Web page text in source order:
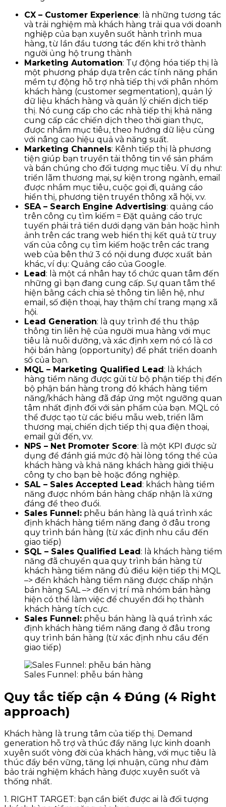
CX – Customer Experience: là những tương tác
và trải nghiệm mà khách hàng trải qua với doanh
nghiệp của bạn xuyên suốt hành trình mua
hàng, từ lần đầu tương tác đến khi trở thành
người ủng hộ trung thành
Marketing Automation: Tự động hóa tiếp thị là
một phương pháp dựa trên các tính năng phần
mềm tự động hỗ trợ nhà tiếp thị với phân nhóm
khách hàng (customer segmentation), quản lý
dữ liệu khách hàng và quản lý chiến dịch tiếp
thị. Nó cung cấp cho các nhà tiếp thị khả năng
cung cấp các chiến dịch theo thời gian thực,
được nhắm mục tiêu, theo hướng dữ liệu cùng
với nâng cao hiệu quả và năng suất.
Marketing Channels: Kênh tiếp thị là phương
tiện giúp bạn truyền tải thông tin về sản phẩm
và bán chúng cho đối tượng mục tiêu. Ví dụ như:
triển lãm thương mại, sự kiện trong ngành, email
được nhắm mục tiêu, cuộc gọi đi, quảng cáo
hiển thị, phương tiện truyền thông xã hội, v.v.
SEA – Search Engine Advertising: quảng cáo
trên công cụ tìm kiếm = Đặt quảng cáo trực
tuyến phải trả tiền dưới dạng văn bản hoặc hình
ảnh trên các trang web hiển thị kết quả từ truy
vấn của công cụ tìm kiếm hoặc trên các trang
web của bên thứ 3 có nội dung được xuất bản
khác, ví dụ: Quảng cáo của Google.
Lead : là một cá nhân hay tổ chức quan tâm đến
những gì bạn đang cung cấp. Sự quan tâm thể
hiện bằng cách chia sẻ thông tin liên hệ, như
email, số điện thoại, hay thậm chí trang mạng xã
hội.
Lead Generation: là quy trình để thu thập
thông tin liên hệ của người mua hàng với mục
tiêu là nuôi dưỡng, và xác định xem nó có là cơ
hội bán hàng (opportunity) để phát triển doanh
số của bạn.
MQL – Marketing Qualified Lead : là khách
hàng tiềm năng được gửi từ bộ phận tiếp thị đến
bộ phận bán hàng trong đó khách hàng tiềm
năng/khách hàng đã đáp ứng một ngưỡng quan
tâm nhất định đối với sản phẩm của bạn. MQL có
thể được tạo từ các biểu mẫu web, triển lãm
thương mại, chiến dịch tiếp thị qua điện thoại,
email gửi đến, v.v.
NPS – Net Promoter Score: là một KPI được sử
dụng để đánh giá mức độ hài lòng tổng thể của
khách hàng và khả năng khách hàng giới thiệu
công ty cho bạn bè hoặc đồng nghiệp.
SAL – Sales Accepted Lead : khách hàng tiềm
năng được nhóm bán hàng chấp nhận là xứng
đáng để theo đuổi.
Sales Funnel: phễu bán hàng là quá trình xác
định khách hàng tiềm năng đang ở đâu trong
quy trình bán hàng (từ xác định nhu cầu đến
giao tiếp)
SQL – Sales Qualified Lead : là khách hàng tiềm
năng đã chuyển qua quy trình bán hàng từ
khách hàng tiềm năng đủ điều kiện tiếp thị MQL
–> đến khách hàng tiềm năng được chấp nhận
bán hàng SAL –> đến vị trí mà nhóm bán hàng
hiện có thể làm việc để chuyển đổi họ thành
khách hàng tích cực.
Sales Funnel: phễu bán hàng là quá trình xác
định khách hàng tiềm năng đang ở đâu trong
quy trình bán hàng (từ xác định nhu cầu đến
giao tiếp)
Sales Funnel: phễu bán hàng
Quy tắc tiếp cận 4 Đúng (4 Right
approach)
Khách hàng là trung tâm của tiếp thị. Demand
generation hỗ trợ và thúc đẩy năng lực kinh doanh
xuyên suốt vòng đời của khách hàng, với mục tiêu là
thúc đẩy bền vững, tăng lợi nhuận, cũng như đảm
bảo trải nghiệm khách hàng được xuyên suốt và
thống nhất.
1. RIGHT TARGET: bạn cần biết được ai là đối tượng